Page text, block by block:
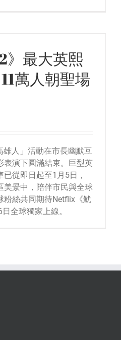
》最大英熙
萬人朝聖場
雄人」活動在市長幽默互
表演下圓滿結束。巨型英
從即日起至1月5日，
美景中，陪伴市民與全球
粉絲共同期待Netflix《魷
全球獨家上線。